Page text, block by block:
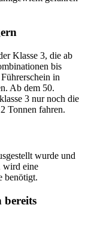
Klasse 3, die ab
bis
in
Ab dem 50.
3 nur noch die
Tonnen fahren.
wurde und
wird eine
benötigt.
bereits